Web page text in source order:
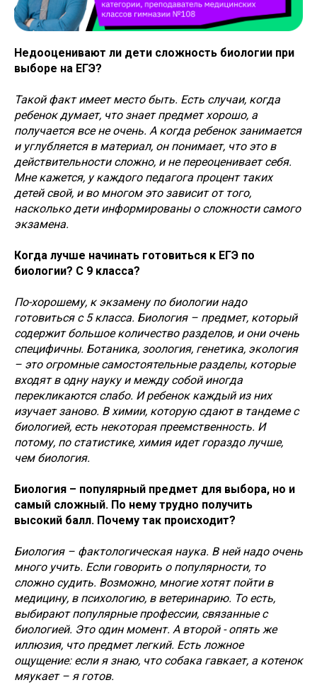
Недооценивают ли дети сложность биологии при
выборе на ЕГЭ?
Такой факт имеет место быть. Есть случаи, когда
ребенок думает, что знает предмет хорошо, а
получается все не очень. А когда ребенок занимается
и углубляется в материал, он понимает, что это в
действительности сложно, и не переоценивает себя.
Мне кажется, у каждого педагога процент таких
детей свой, и во многом это зависит от того,
насколько дети информированы о сложности самого
экзамена.
Когда лучше начинать готовиться к ЕГЭ по
биологии? С 9 класса?
По-хорошему, к экзамену по биологии надо
готовиться с 5 класса. Биология – предмет, который
содержит большое количество разделов, и они очень
специфичны. Ботаника, зоология, генетика, экология
– это огромные самостоятельные разделы, которые
входят в одну науку и между собой иногда
перекликаются слабо. И ребенок каждый из них
изучает заново. В химии, которую сдают в тандеме с
биологией, есть некоторая преемственность. И
потому, по статистике, химия идет гораздо лучше,
чем биология.
Биология – популярный предмет для выбора, но и
самый сложный. По нему трудно получить
высокий балл. Почему так происходит?
Биология – фактологическая наука. В ней надо очень
много учить. Если говорить о популярности, то
сложно судить. Возможно, многие хотят пойти в
медицину, в психологию, в ветеринарию. То есть,
выбирают популярные профессии, связанные с
биологией. Это один момент. А второй - опять же
иллюзия, что предмет легкий. Есть ложное
ощущение: если я знаю, что собака гавкает, а котенок
мяукает – я готов.